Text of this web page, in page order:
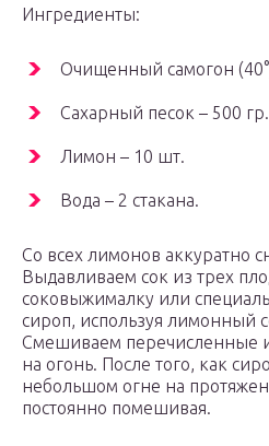
Ингредиенты:
Очищенный самогон
Сахарный песок – 500 гр.
Лимон – 10 шт.
Вода – 2 стакана.
Со всех лимонов аккуратно
Выдавливаем сок из трех
соковыжималку или
сироп, используя лимонный
Смешиваем перечисленные
на огонь. После того, как
небольшом огне на
постоянно помешивая.